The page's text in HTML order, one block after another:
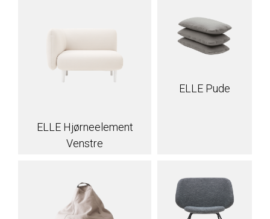
ELLE Hjørneelement
Venstre
ELLE Pude